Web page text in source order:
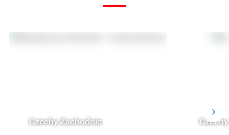
Czechy Zachodnie